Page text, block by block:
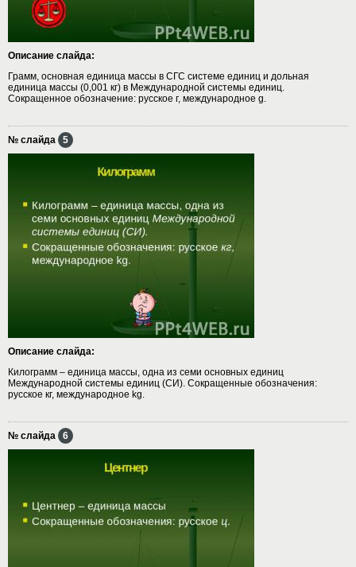
Описание слайда:
Грамм, основная единица массы в СГС системе единиц и дольная
единица массы (0,001 кг) в Международной системы единиц.
Сокращенное обозначение: русское г, международное g.
№ слайда 5
Описание слайда:
Килограмм – единица массы, одна из семи основных единиц
Международной системы единиц (СИ). Сокращенные обозначения:
русское кг, международное kg.
№ слайда 6